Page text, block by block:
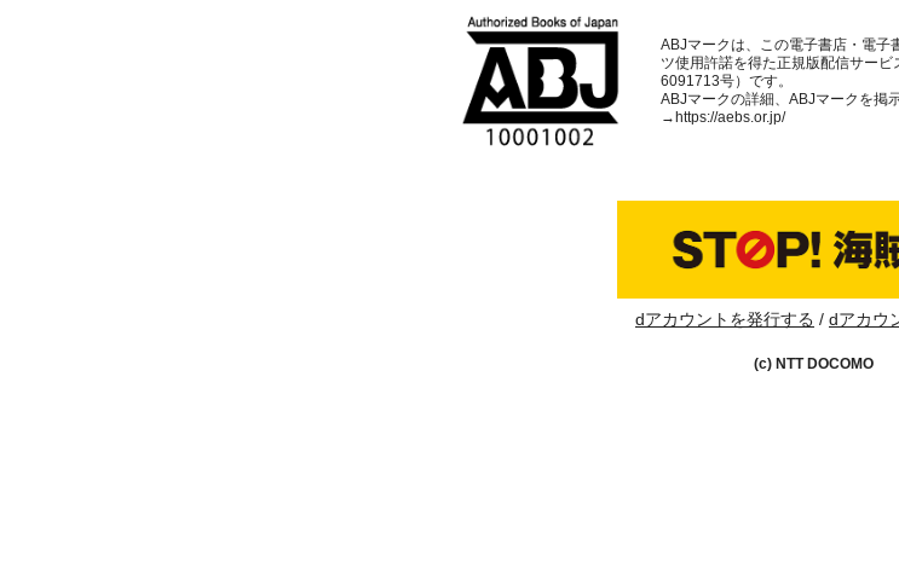
ABJマークは、この電子書店・電子
ツ使用許諾を得た正規版配信サー
6091713号）です。
ABJマークの詳細、ABJマークを掲
→ https://aebs.or.jp/
dアカウントを発行する dアカウ
(c) NTT DOCOMO